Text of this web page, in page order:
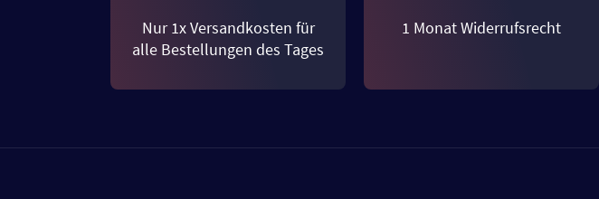
Nur 1x Versandkosten für
alle Bestellungen des Tages
1 Monat Widerrufsrecht